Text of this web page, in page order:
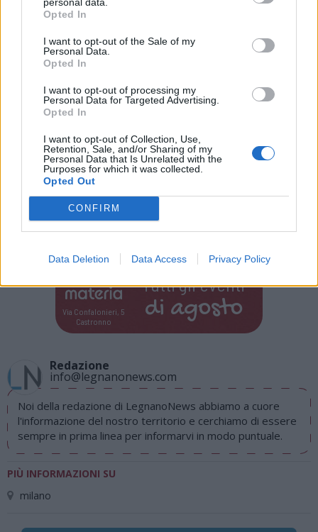
Opted In
I want to opt-out of the Sale of my
Personal Data.
Opted In
I want to opt-out of processing my
Personal Data for Targeted Advertising.
Opted In
I want to opt-out of Collection, Use,
Retention, Sale, and/or Sharing of my
Personal Data that Is Unrelated with the
Purposes for which it was collected.
Opted Out
CONFIRM
Data Deletion Data Access Privacy Policy
“Il voto in Consiglio sarà cruciale per evitare
che i nostri consumi di energia fossile
alimentino circuiti viziosi di guerre e
cambiamenti climatici, a costi che
graveranno sulle famiglie, sui lavoratori e
sulle lavoratrici delle imprese lombarde”,
concludono le associazioni.
Via Confalonieri, 5
Castronno
Tutti gli eventi
di agosto
Redazione
info@legnanonews.com
Noi della redazione di LegnanoNews abbiamo a cuore
l'informazione del nostro territorio e cerchiamo di essere
sempre in prima linea per informarvi in modo puntuale.
PIÙ INFORMAZIONI SU
milano